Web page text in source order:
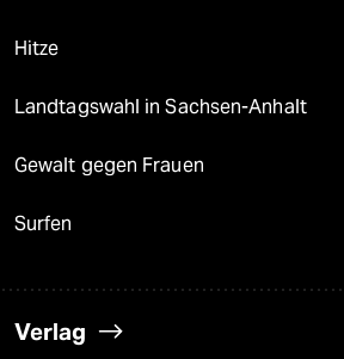
Hitze
Landtagswahl in Sachsen-Anhalt
Gewalt gegen Frauen
Surfen
Verlag